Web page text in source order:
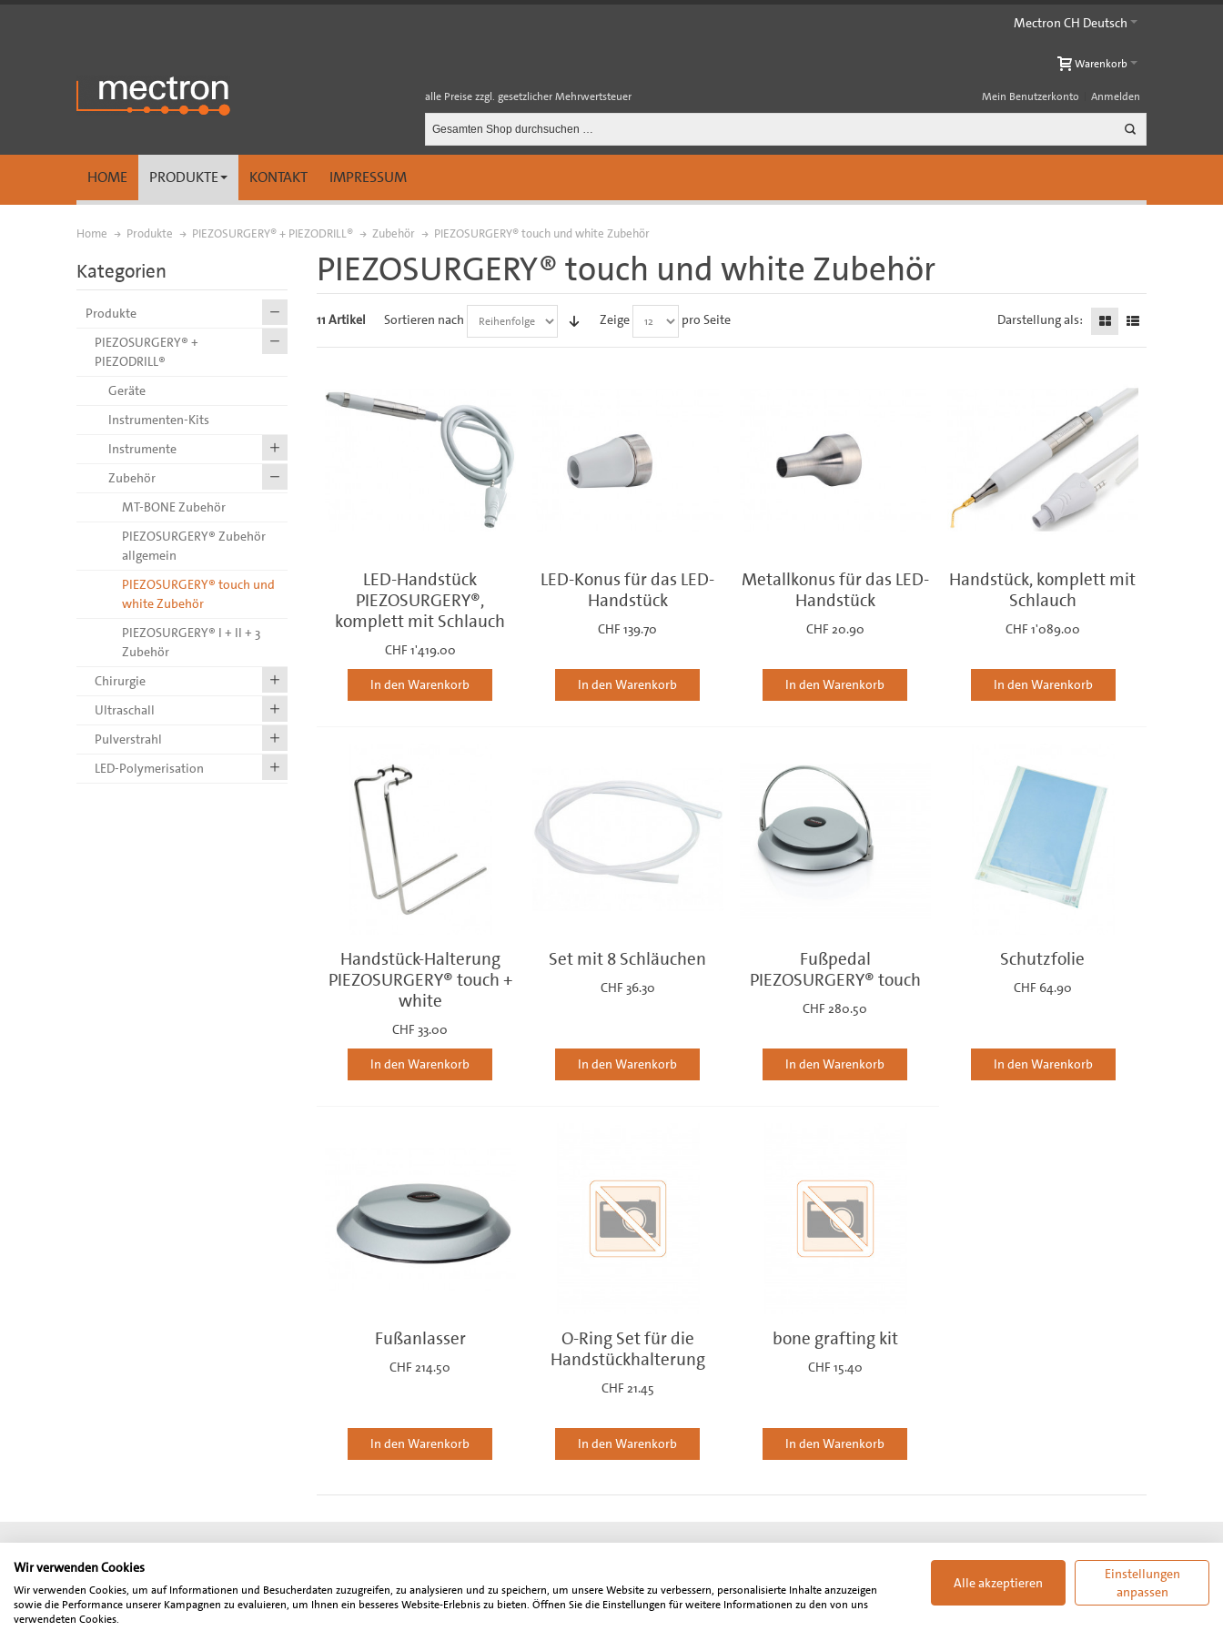
Mectron CH Deutsch
Warenkorb
alle Preise zzgl. gesetzlicher Mehrwertsteuer Mein Benutzerkonto Anmelden
HOME PRODUKTE KONTAKT IMPRESSUM
Home Produkte PIEZOSURGERY® + PIEZODRILL® Zubehör PIEZOSURGERY® touch und white Zubehör
PIEZOSURGERY® touch und white Zubehör
11 Artikel Sortieren nach Zeige pro Seite Darstellung als:
LED-Handstück
PIEZOSURGERY®,
komplett mit Schlauch
CHF 1'419.00
In den Warenkorb
LED-Konus für das LED-
Handstück
CHF 139.70
In den Warenkorb
Metallkonus für das LED-
Handstück
CHF 20.90
In den Warenkorb
Handstück, komplett mit
Schlauch
CHF 1'089.00
In den Warenkorb
Handstück-Halterung
PIEZOSURGERY® touch +
white
CHF 33.00
In den Warenkorb
Set mit 8 Schläuchen
CHF 36.30
In den Warenkorb
Fußpedal
PIEZOSURGERY® touch
CHF 280.50
In den Warenkorb
Schutzfolie
CHF 64.90
In den Warenkorb
Fußanlasser
CHF 214.50
In den Warenkorb
O-Ring Set für die
Handstückhalterung
CHF 21.45
In den Warenkorb
bone grafting kit
CHF 15.40
In den Warenkorb
Kategorien
Produkte
PIEZOSURGERY® +
PIEZODRILL®
Geräte
Instrumenten-Kits
Instrumente
Zubehör
MT-BONE Zubehör
PIEZOSURGERY® Zubehör
allgemein
PIEZOSURGERY® touch und
white Zubehör
PIEZOSURGERY® I + II + 3
Zubehör
Chirurgie
Ultraschall
Pulverstrahl
LED-Polymerisation
* Alle angegebenen Preise sind Netto-Preise und verstehen sich zzgl. der gesetzlich gültigen Mehrwertsteuer. Der Gesamtbetrag inklusive Mehrwertsteuer wird bei Abschluss der Bestellung gesondert ausgewiesen. Unser
Angebot richtet sich ausschließlich an Zahnärzte, Oralchirurgen, MKG-Chirurgen, sonstige Freiberufler, Unternehmen und Gewerbetreibende in der Schweiz. Wir behalten uns Preisänderungen, technische Änderungen,
Änderungen des Ausstattungsumfangs sowie Irrtum vor.
Wir verwenden Cookies
Wir verwenden Cookies, um auf Informationen und Besucherdaten zuzugreifen, zu analysieren und zu speichern, um unsere Website zu verbessern, personalisierte Inhalte anzuzeigen
sowie die Performance unserer Kampagnen zu evaluieren, um Ihnen ein besseres Website-Erlebnis zu bieten. Öffnen Sie die Einstellungen für weitere Informationen zu den von uns
verwendeten Cookies.
Alle akzeptieren
Einstellungen
anpassen